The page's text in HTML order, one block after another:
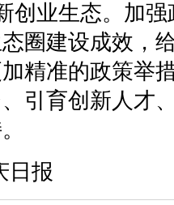
创业生态。加
圈建设成效，
精准的政策举
引育创新人才
日报